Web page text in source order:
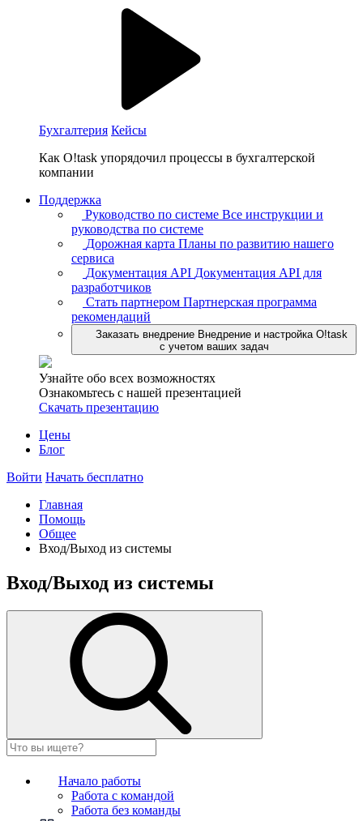
Бухгалтерия Кейсы
Как O!task упорядочил процессы в бухгалтерской
компании
Поддержка
Руководство по системе Все инструкции и
руководства по системе
Дорожная карта Планы по развитию нашего
сервиса
Документация API Документация API для
разработчиков
Стать партнером Партнерская программа
рекомендаций
Заказать внедрение Внедрение и настройка O!task
с учетом ваших задач
Узнайте обо всех возможностях
Ознакомьтесь с нашей презентацией
Скачать презентацию
Цены
Блог
Войти Начать бесплатно
Главная
Помощь
Общее
Вход/Выход из системы
Вход/Выход из системы
Начало работы
Работа с командой
Работа без команды